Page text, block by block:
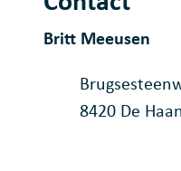
Britt Meeusen
Adres
,8420 De